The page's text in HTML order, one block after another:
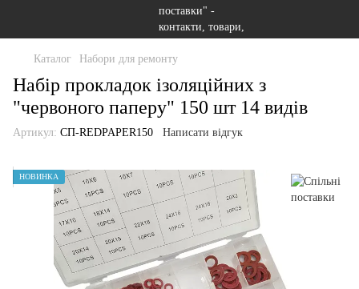
Каталог Набори для ремонту
Набір прокладок ізоляційних з
"червоного паперу" 150 шт 14 видів
Артикул: СП-REDPAPER150 Написати відгук
НОВИНКА